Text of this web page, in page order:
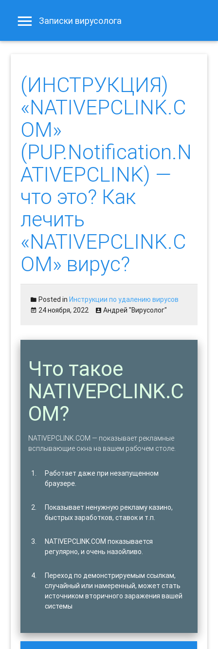
Записки вирусолога
(ИНСТРУКЦИЯ)
«NATIVEPCLINK.C
OM»
(PUP.Notification.N
ATIVEPCLINK) —
что это? Как
лечить
«NATIVEPCLINK.C
OM» вирус?
Posted inИнструкции по удалению вирусов
24 ноября, 2022
Андрей "Вирусолог"
Что такое
NATIVEPCLINK.C
OM?
NATIVEPCLINK.COM — показывает рекламные
всплывающие окна на вашем рабочем столе.
Работает даже при незапущенном
браузере.
Показывает ненужную рекламу казино,
быстрых заработков, ставок и т.п.
NATIVEPCLINK.COM показывается
регулярно, и очень назойливо.
Переход по демонстрируемым ссылкам,
случайный или намеренный, может стать
источником вторичного заражения вашей
системы